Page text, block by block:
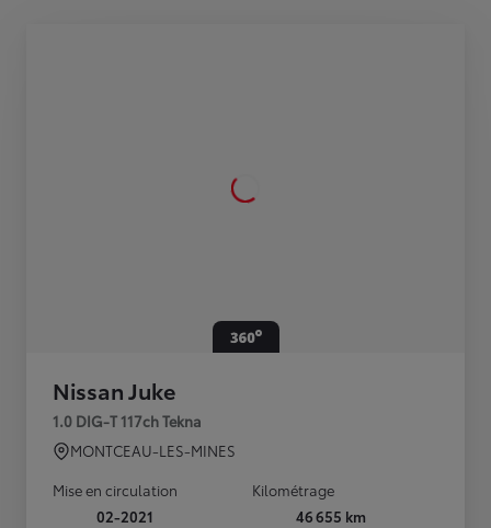
Nissan Juke
1.0 DIG-T 117ch Tekna
MONTCEAU-LES-MINES
Mise en circulation
02-2021
Kilométrage
46 655 km